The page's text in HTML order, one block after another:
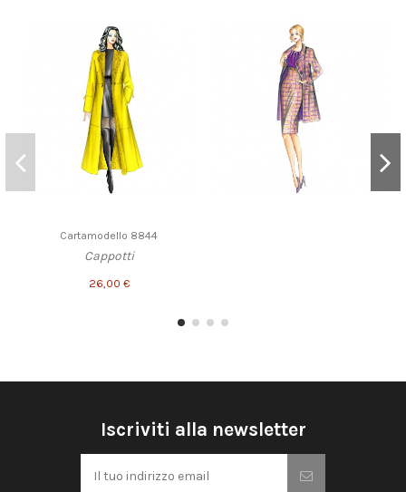
Cartamodello 8844
Cappotti
26,00 €
Iscriviti alla newsletter